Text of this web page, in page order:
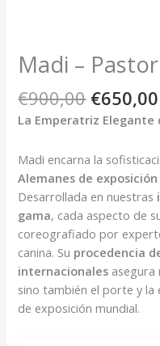
Madi –
€900,00 El
precio
original
era:
€650,00
La Emperatriz Elegante
Madi encarna la
Alemanes de
Desarrollada en nuestras
gama, cada aspecto de
coreografiado por
canina. Su procedencia
internacionales asegura
sino también el porte y la
de exposición mundial.